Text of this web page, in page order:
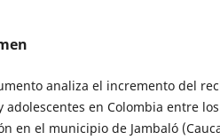
analiza el incremento del
adolescentes en Colombia entre
en el municipio de Jambaló